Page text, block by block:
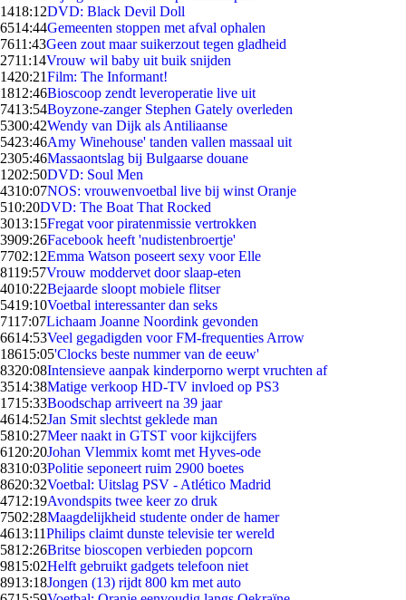
1418:12DVD: Black Devil Doll
6514:44Gemeenten stoppen met afval ophalen
7611:43Geen zout maar suikerzout tegen gladheid
2711:14Vrouw wil baby uit buik snijden
1420:21Film: The Informant!
1812:46Bioscoop zendt leveroperatie live uit
7413:54Boyzone-zanger Stephen Gately overleden
5300:42Wendy van Dijk als Antiliaanse
5423:46Amy Winehouse' tanden vallen massaal uit
2305:46Massaontslag bij Bulgaarse douane
1202:50DVD: Soul Men
4310:07NOS: vrouwenvoetbal live bij winst Oranje
510:20DVD: The Boat That Rocked
3013:15Fregat voor piratenmissie vertrokken
3909:26Facebook heeft 'nudistenbroertje'
7702:12Emma Watson poseert sexy voor Elle
8119:57Vrouw moddervet door slaap-eten
4010:22Bejaarde sloopt mobiele flitser
5419:10Voetbal interessanter dan seks
7117:07Lichaam Joanne Noordink gevonden
6614:53Veel gegadigden voor FM-frequenties Arrow
18615:05'Clocks beste nummer van de eeuw'
8320:08Intensieve aanpak kinderporno werpt vruchten af
3514:38Matige verkoop HD-TV invloed op PS3
1715:33Boodschap arriveert na 39 jaar
4614:52Jan Smit slechtst geklede man
5810:27Meer naakt in GTST voor kijkcijfers
61 20:20Johan Vlemmix komt met Hyves-ode
8310:03Politie seponeert ruim 2900 boetes
8620:32Voetbal: Uitslag PSV - Atlético Madrid
4712:19Avondspits twee keer zo druk
7502:28Maagdelijkheid studente onder de hamer
4613:11Philips claimt dunste televisie ter wereld
5812:26Britse bioscopen verbieden popcorn
9815:02Helft gebruikt gadgets telefoon niet
8913:18Jongen (13) rijdt 800 km met auto